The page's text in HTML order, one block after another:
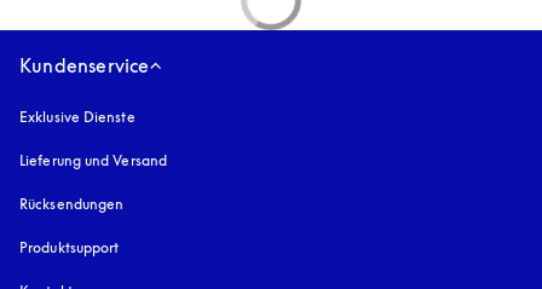
Kundenservice
Exklusive Dienste
Lieferung und Versand
Rücksendungen
Produktsupport